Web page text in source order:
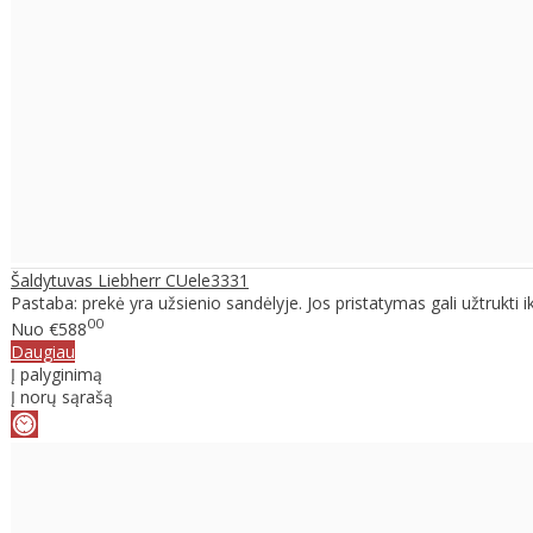
Šaldytuvas Liebherr CUele3331
Pastaba: prekė yra užsienio sandėlyje. Jos pristatymas gali užtrukti
Nuo €58800
Daugiau
Į palyginimą
Į norų sąrašą